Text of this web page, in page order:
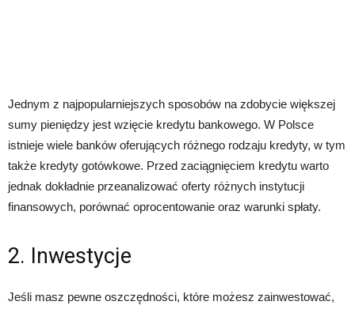
Jednym z najpopularniejszych sposobów na zdobycie większej
sumy pieniędzy jest wzięcie kredytu bankowego. W Polsce
istnieje wiele banków oferujących różnego rodzaju kredyty, w tym
także kredyty gotówkowe. Przed zaciągnięciem kredytu warto
jednak dokładnie przeanalizować oferty różnych instytucji
finansowych, porównać oprocentowanie oraz warunki spłaty.
2. Inwestycje
Jeśli masz pewne oszczędności, które możesz zainwestować,